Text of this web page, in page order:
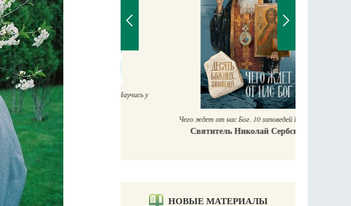
Георгий Победоносец. Научись у
святого
Роман Котов Чего ждет от нас Бог. 10 заповедей Божиих
Святитель Николай Сербский
НОВЫЕ МАТЕРИАЛЫ